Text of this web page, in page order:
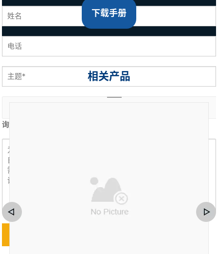
询盘内容 *
下载手册
相关产品